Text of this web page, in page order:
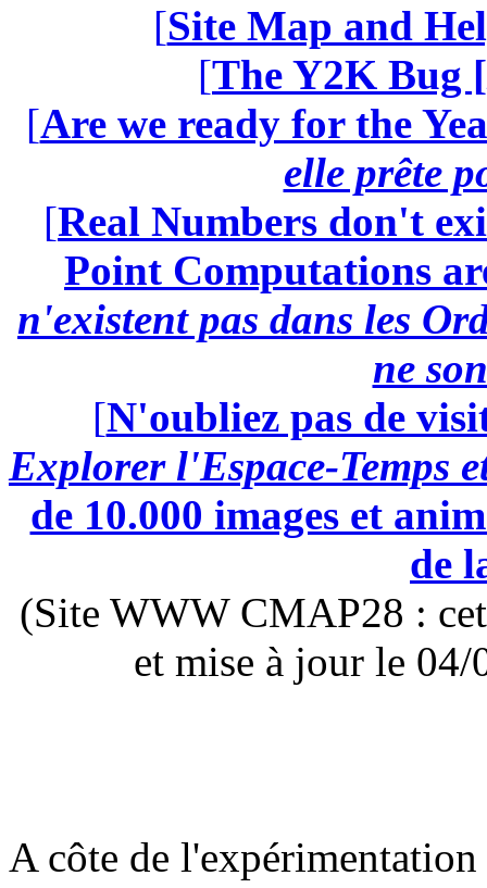
[Site Map and
[The Y2K Bug [
[Are we ready for the
elle prête
[Real Numbers don't
Point Computations
n'existent pas dans les
ne
[N'oubliez pas de
Explorer l'Espace-Temps
de 10.000 images et
de
(Site WWW CMAP28 :
et mise à jour le
A côte de